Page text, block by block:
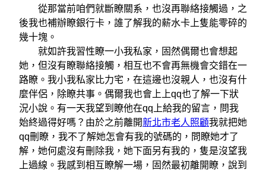
從那當前咱們就斷瞭關系，也沒再聯絡接觸過，之
後我也補辦瞭銀行卡，誰了解我的薪水卡上隻能零碎的
幾十塊。
就如許我習性瞭一小我私家，固然偶爾也會想起
她，但沒有瞭聯絡接觸，相互也不會再無機會交錯在一
路瞭。我小我私家比力宅，在這邊也沒親人，也沒有什
麼伴侶，除瞭共事。偶爾我也會上上qq也了解一下狀
況小說。有一天我望到瞭他在qq上給我的留言，問我
始終過得好嗎？由於之前離開新北市老人照顧我就把她
qq刪瞭，我不了解她怎會有我的號碼的，問瞭她才了
解，她何處沒有刪除我，她下面另有我的，隻是沒望我
上過線。我感到相互瞭解一場，固然最初離開瞭，說到